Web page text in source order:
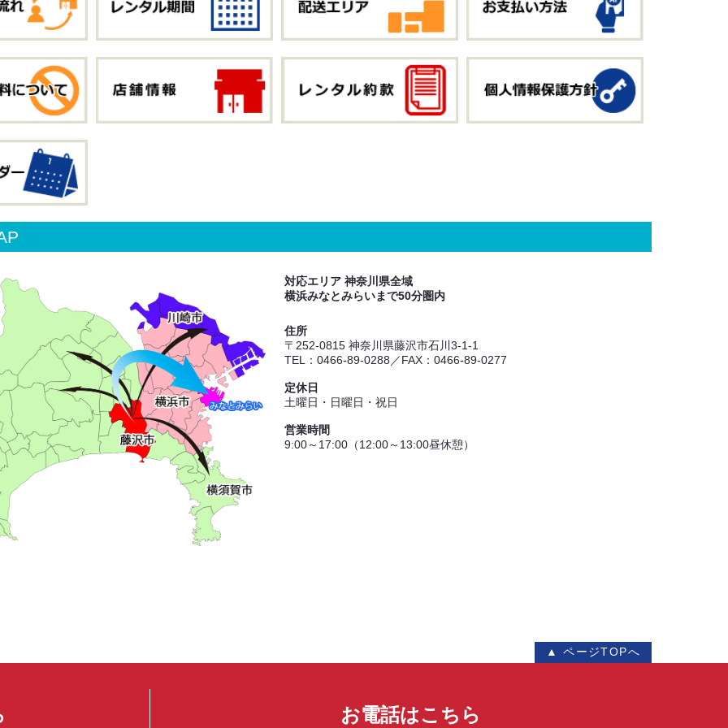
対応エリア 神奈川県全域
横浜みなとみらいまで50分圏内
住所
〒252-0815 神奈川県藤沢市石川3-1-1
TEL：0466-89-0288／FAX：0466-89-0277
定休日
土曜日・日曜日・祝日
営業時間
9:00～17:00（12:00～13:00昼休憩）
▲ ページTOPへ
お電話はこちら